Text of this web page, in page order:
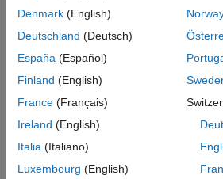
ヒーター コアと蒸発器は、e-NTU 法
的な実装です。これらは、
ブラリに基づいたカスタム コンポー
モデル
Denmark (English)
Deutschland (Deutsch)
España (Español)
Finland (English)
France (Français)
Ireland (English)
Italia (Italiano)
Luxembourg (English)